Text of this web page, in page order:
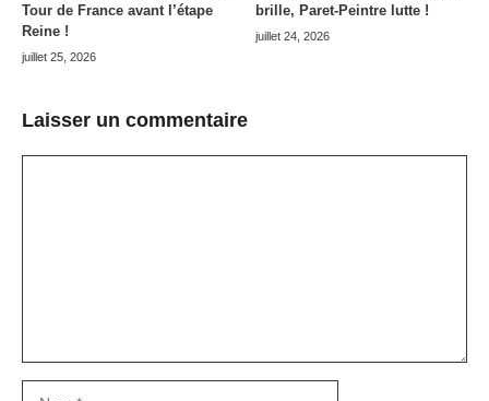
Tour de France avant l’étape
Reine !
juillet 25, 2026
brille, Paret-Peintre lutte !
juillet 24, 2026
Laisser un commentaire